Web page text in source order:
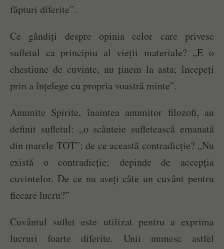
făpturi diferite”.
Ce gândiți despre opinia celor care privesc
sufletul ca principiu al vieții materiale? „E o
chestiune de cuvinte, nu ținem la asta; începeți
prin a înțelege cu propria voastră minte”.
Anumite Spirite, înaintea anumitor filozofi, au
definit sufletul: „o scânteie sufletească emanată
din marele TOT”; de ce această contradicție? „Nu
există o contradicție; depinde de accepția
cuvintelor. De ce nu aveți câte un cuvânt pentru
fiecare lucru?”
Cuvântul suflet este utilizat pentru a exprima
lucruri foarte diferite. Unii numesc astfel